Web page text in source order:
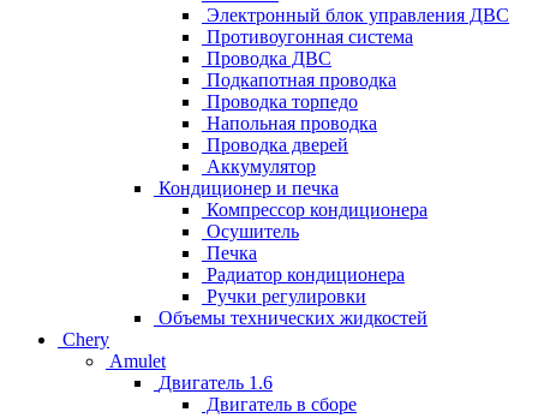
Электронный блок управления ДВС
Противоугонная система
Проводка ДВС
Подкапотная проводка
Проводка торпедо
Напольная проводка
Проводка дверей
Аккумулятор
Кондиционер и печка
Компрессор кондиционера
Осушитель
Печка
Радиатор кондиционера
Ручки регулировки
Объемы технических жидкостей
Chery
Amulet
Двигатель 1.6
Двигатель в сборе